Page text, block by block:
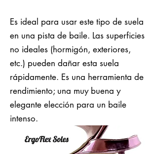
Es ideal para usar este tipo de suela
en una pista de baile. Las superficies
no ideales (hormigón, exteriores,
etc.) pueden dañar esta suela
rápidamente. Es una herramienta de
rendimiento; una muy buena y
elegante elección para un baile
intenso.